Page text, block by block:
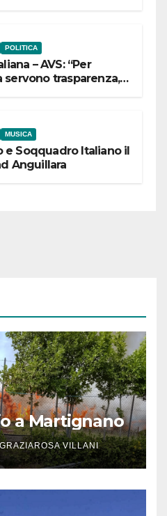
POLITICA
– AVS: “Per
servono trasparenza,
MUSICA
e Soqquadro Italiano il
Anguillara
a Martignano
GRAZIAROSA VILLANI